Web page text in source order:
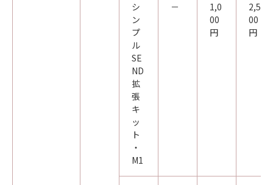
シ
ン
プ
ル
SE
ND
拡
張
キ
ッ
ト
・
M1
－
1,0
00
円
2,5
00
円